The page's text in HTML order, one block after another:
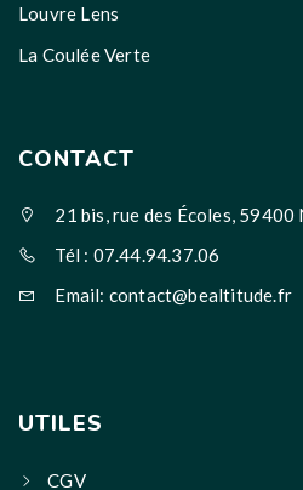
Louvre Lens
La Coulée Verte
CONTACT
21 bis, rue des Écoles, 59400
Tél : 07.44.94.37.06
Email: contact@bealtitude.fr
UTILES
CGV